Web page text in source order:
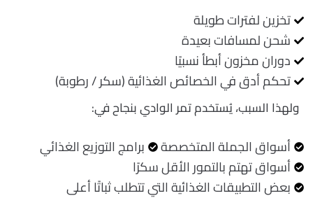
تخزين لفترات طويلة
شحن لمسافات بعيدة
دوران مخزون أبطأ نسبيًا
تحكم أدق في الخصائص الغذائية (سكر / رطوبة)
ولهذا السبب، يُستخدم تمر الوادي بنجاح في:
أسواق الجملة المتخصصة
برامج التوزيع الغذائي
أسواق تهتم بالتمور الأقل سكرًا
بعض التطبيقات الغذائية التي تتطلب ثباتًا أعلى